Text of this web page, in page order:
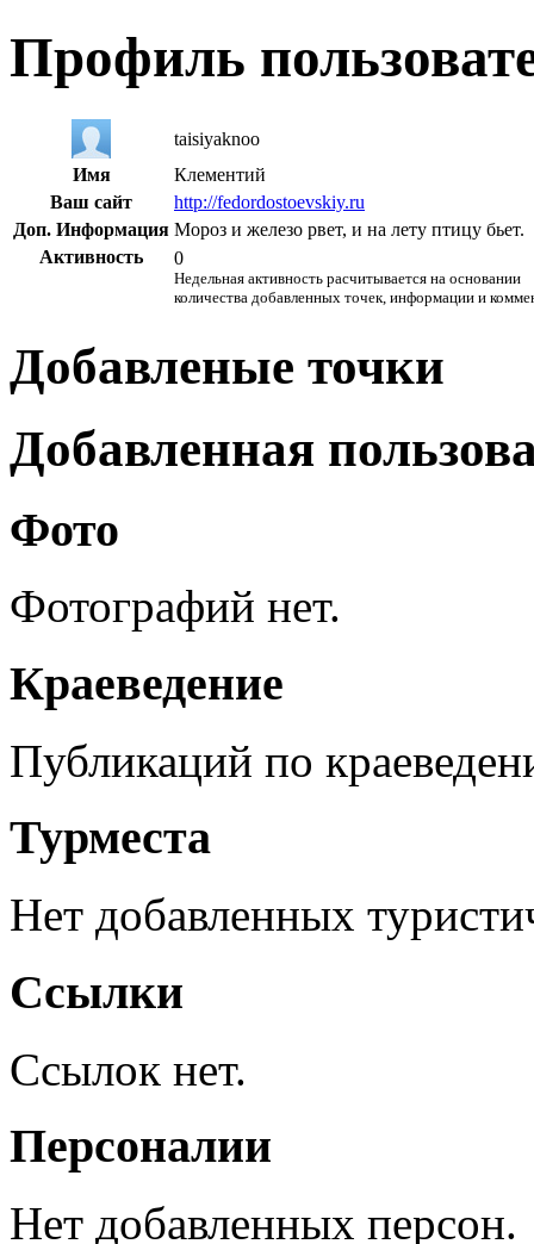
Профиль
taisiyaknoo
Имя
Клементий
Ваш сайт
http://fedordostoevskiy.ru
Доп. Информация Мороз и железо рвет, и на лету птицу бьет.
Активность
0
Недельная активность расчитывается на основании
количества добавленных точек, информации и
Добавленые точки
Добавленная
Фото
Фотографий нет.
Краеведение
Публикаций по
Турместа
Нет добавленных
Ссылки
Ссылок нет.
Персоналии
Нет добавленных персон.